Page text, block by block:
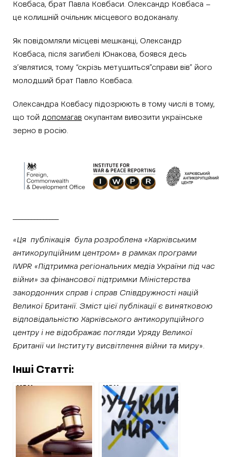
Ковбаса, брат Павла Ковбаси. Олександр Ковбаса –
це колишній очільник місцевого водоканалу.
Як повідомляли місцеві мешканці, Олександр
Ковбаса, після загибелі Юнакова, боявся десь
з’являтися, тому “скрізь метушиться”справи вів” його
молодший брат Павло Ковбаса.
Олександра Ковбасу підозрюють в тому числі в тому,
що той допомагав окупантам вивозити українське
зерно в росію.
«Ця публікація була розроблена «Харківським
антикорупційним центром» в рамках програми
IWPR «Підтримка регіональних медіа України під час
війни» за фінансової підтримки Міністерства
закордонних справ і справ Співдружності націй
Великої Британії. Зміст цієї публікації є винятковою
відповідальністю Харківського антикорупційного
центру i не відображає погляди Уряду Великої
Британії чи Інституту висвітлення війни та миру».
Інші Статті:
ХАЦ
депутатку з
Великого Бурлука
від ОПЗЖ, яку суд
відправив під
варту за
ХАЦ
ідентифікував так
званого
«начальника
відділу ЖКГ» в
Ізюмі та
помічника